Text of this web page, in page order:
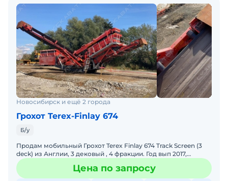
Новосибирск и ещё 2 города
Грохот Terex-Finlay 674
Б/у
Продам мобильный Грохот Terex Finlay 674 Track Screen (3
deck) из Англии, 3 дековый , 4 фракции. Год вып 2017,
состояние отличное, от офиц дилера в Северной Ир
Цена по запросу